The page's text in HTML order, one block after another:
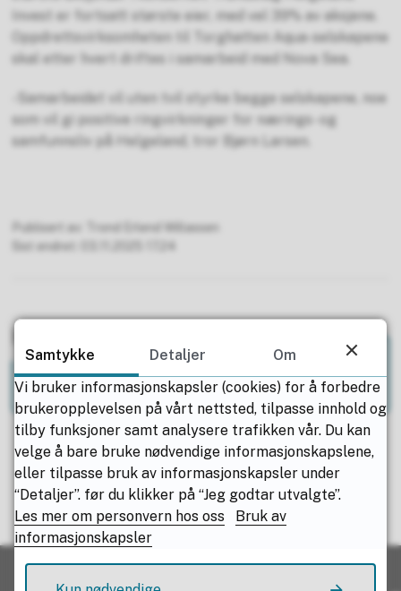
Invest er fortsatt største eier, med vel 39% av aksjene.
Oppdrettsvirksomheten til Torghatten Aqua-selskapene
skal etter hvert driftes i samarbeid med Nova Sea.
-Samarbeidet vil uten tvil styrke begge selskapene, noe
som vil gi positive ringvirkninger for nærings- og
samfunnsliv på Helgeland, tror Bjørn Larsen.
Publisert av
Trond Erlend Willassen
Sist endret
Fant du det du lette etter?
Samtykke Detaljer
Om
Vi bruker informasjonskapsler (cookies) for å forbedre
brukeropplevelsen på vårt nettsted, tilpasse innhold og
tilby funksjoner samt analysere trafikken vår. Du kan
velge å bare bruke nødvendige informasjonskapslene,
eller tilpasse bruk av informasjonskapsler under
“Detaljer”. før du klikker på “Jeg godtar utvalgte”.
Les mer om personvern hos oss
Bruk av
informasjonskapsler